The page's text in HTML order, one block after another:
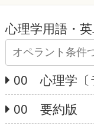
心理学用語・
00 心理学〔
00 要約版